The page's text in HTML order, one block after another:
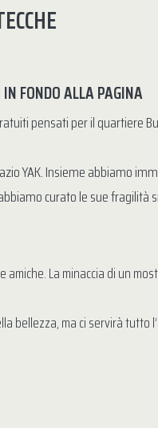
FONDO ALLA PAGINA
pensati per il quartiere
YAK. Insieme abbiamo
curato le sue fragilità
La minaccia di un
bellezza, ma ci servirà tutto